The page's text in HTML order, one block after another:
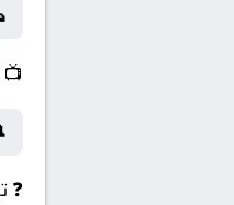
📺
❓